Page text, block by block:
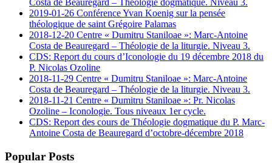
Costa de Beauregard – Théologie dogmatique. Niveau 3.
2019-01-26 Conférence Yvan Koenig sur la pensée
théologique de saint Grégoire Palamas
2018-12-20 Centre « Dumitru Staniloae »: Marc-Antoine
Costa de Beauregard – Théologie de la liturgie. Niveau 3.
CDS: Report du cours d’Iconologie du 19 décembre 2018 du
P. Nicolas Ozoline
2018-11-29 Centre « Dumitru Staniloae »: Marc-Antoine
Costa de Beauregard – Théologie de la liturgie. Niveau 3.
2018-11-21 Centre « Dumitru Staniloae »: Pr. Nicolas
Ozoline – Iconologie. Tous niveaux 1er cycle.
CDS: Report des cours de Théologie dogmatique du P. Marc-
Antoine Costa de Beauregard d’octobre-décembre 2018
Popular Posts